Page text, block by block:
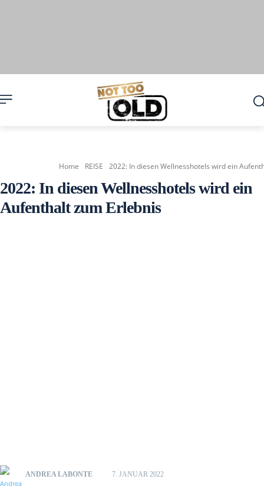
Home REISE 2022: In diesen Wellnesshotels wird ein
2022: In diesen Wellnesshotels wird ein
Aufenthalt zum Erlebnis
ANDREA LABONTE 7. JANUAR 2022